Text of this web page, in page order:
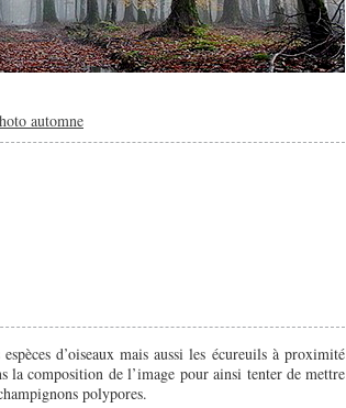
automne
d’oiseaux mais aussi les écureuils à proximité
la composition de l’image pour ainsi tenter de mettre
polypores.